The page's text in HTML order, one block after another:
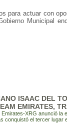
para actuar con
Municipal
ISAAC DEL
EMIRATES,
Emirates-XRG anunció
conquistó el tercer lugar